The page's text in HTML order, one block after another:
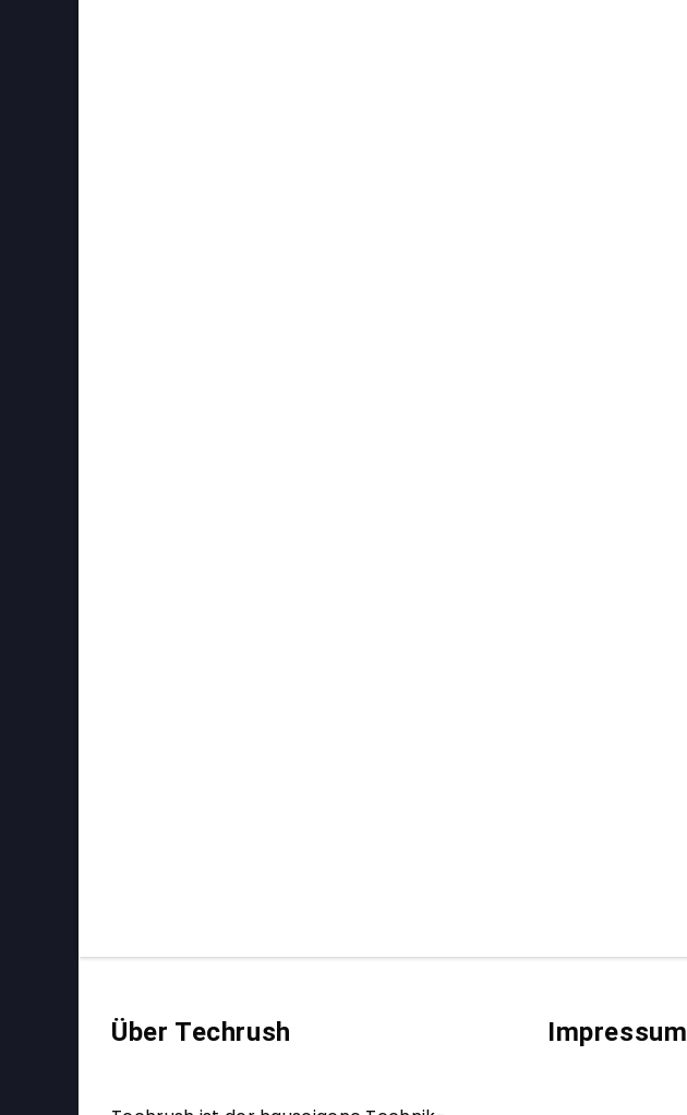
Über Techrush Impressum